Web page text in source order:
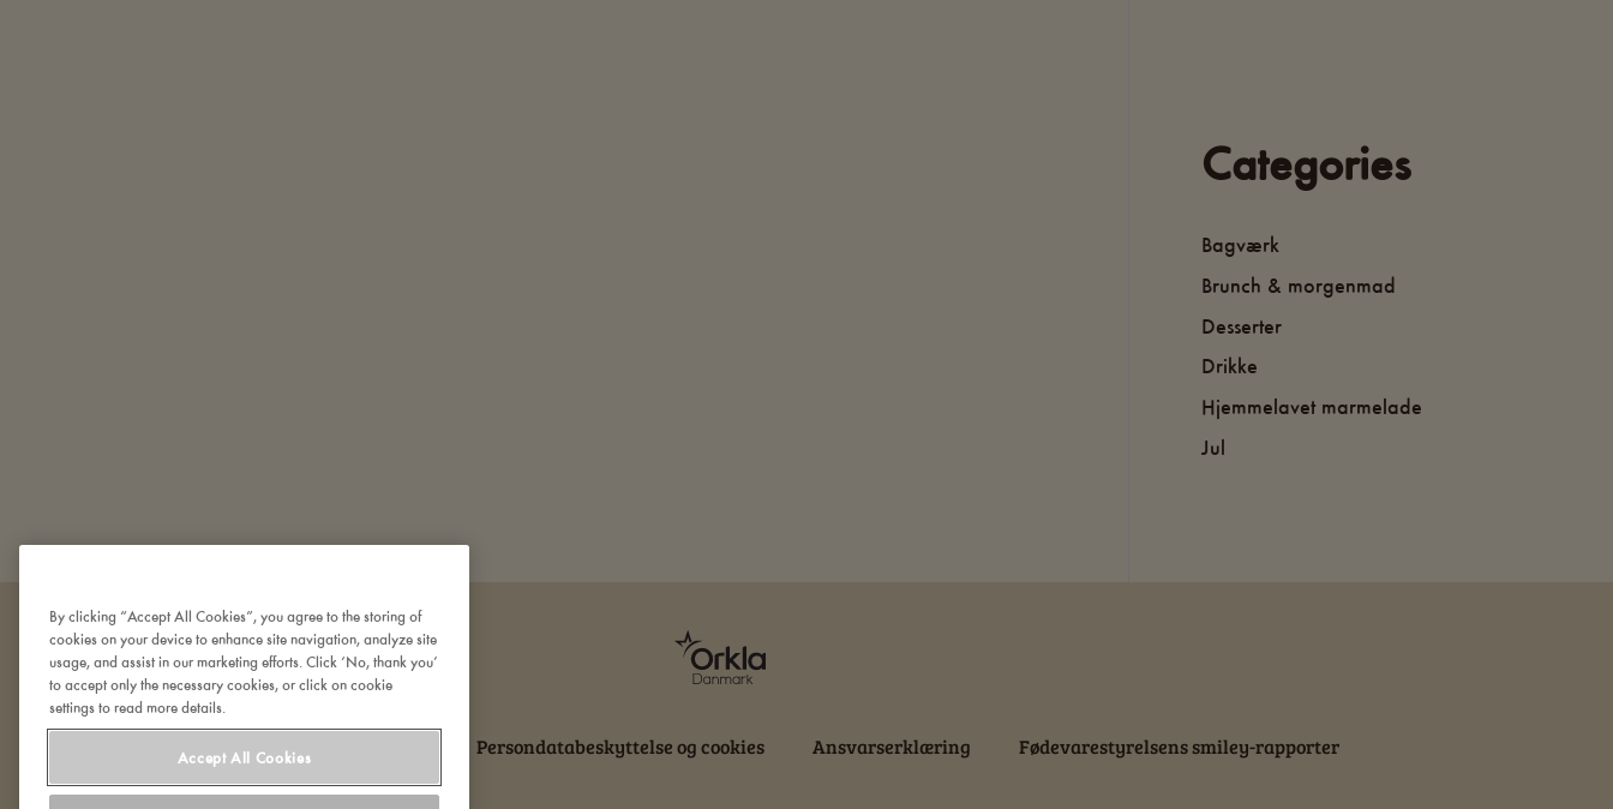
Categories
Bagværk
Brunch & morgenmad
Desserter
Drikke
Hjemmelavet marmelade
Jul
Om Den Gamle Fabrik Persondatabeskyttelse og cookies Ansvarserklæring Fødevarestyrelsens smiley-rapporter
By clicking “Accept All Cookies”, you agree to the storing of
cookies on your device to enhance site navigation, analyze site
usage, and assist in our marketing efforts. Click ‘No, thank you’
to accept only the necessary cookies, or click on cookie
settings to read more details.
Accept All Cookies